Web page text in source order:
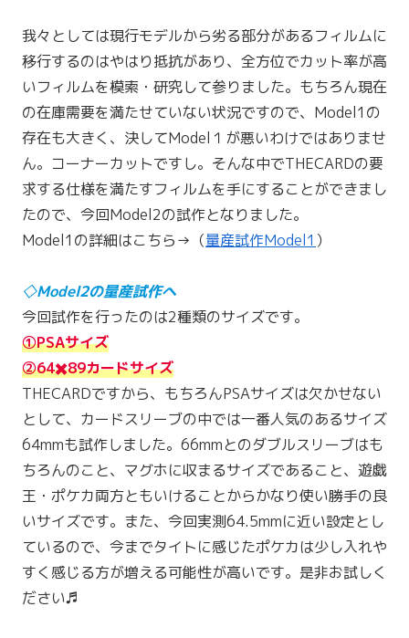
我々としては現行モデルから劣る部分があるフィルムに
移行するのはやはり抵抗があり、全方位でカット率が高
いフィルムを模索・研究して参りました。もちろん現在
の在庫需要を満たせていない状況ですので、Model1の
存在も大きく、決してModel１が悪いわけではありませ
ん。コーナーカットですし。そんな中でTHECARDの要
求する仕様を満たすフィルムを手にすることができまし
たので、今回Model2の試作となりました。
Model1の詳細はこちら→（量産試作Model1 ）
◇Model2の量産試作へ
今回試作を行ったのは2種類のサイズです。
①PSAサイズ
②64✖️89カードサイズ
THECARDですから、もちろんPSAサイズは欠かせない
として、カードスリーブの中では一番人気のあるサイズ
64mmも試作しました。66mmとのダブルスリーブはも
ちろんのこと、マグホに収まるサイズであること、遊戯
王・ポケカ両方ともいけることからかなり使い勝手の良
いサイズです。また、今回実測64.5mmに近い設定とし
ているので、今までタイトに感じたポケカは少し入れや
すく感じる方が増える可能性が高いです。是非お試しく
ださい♬